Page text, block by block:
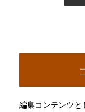
編集コンテンツと